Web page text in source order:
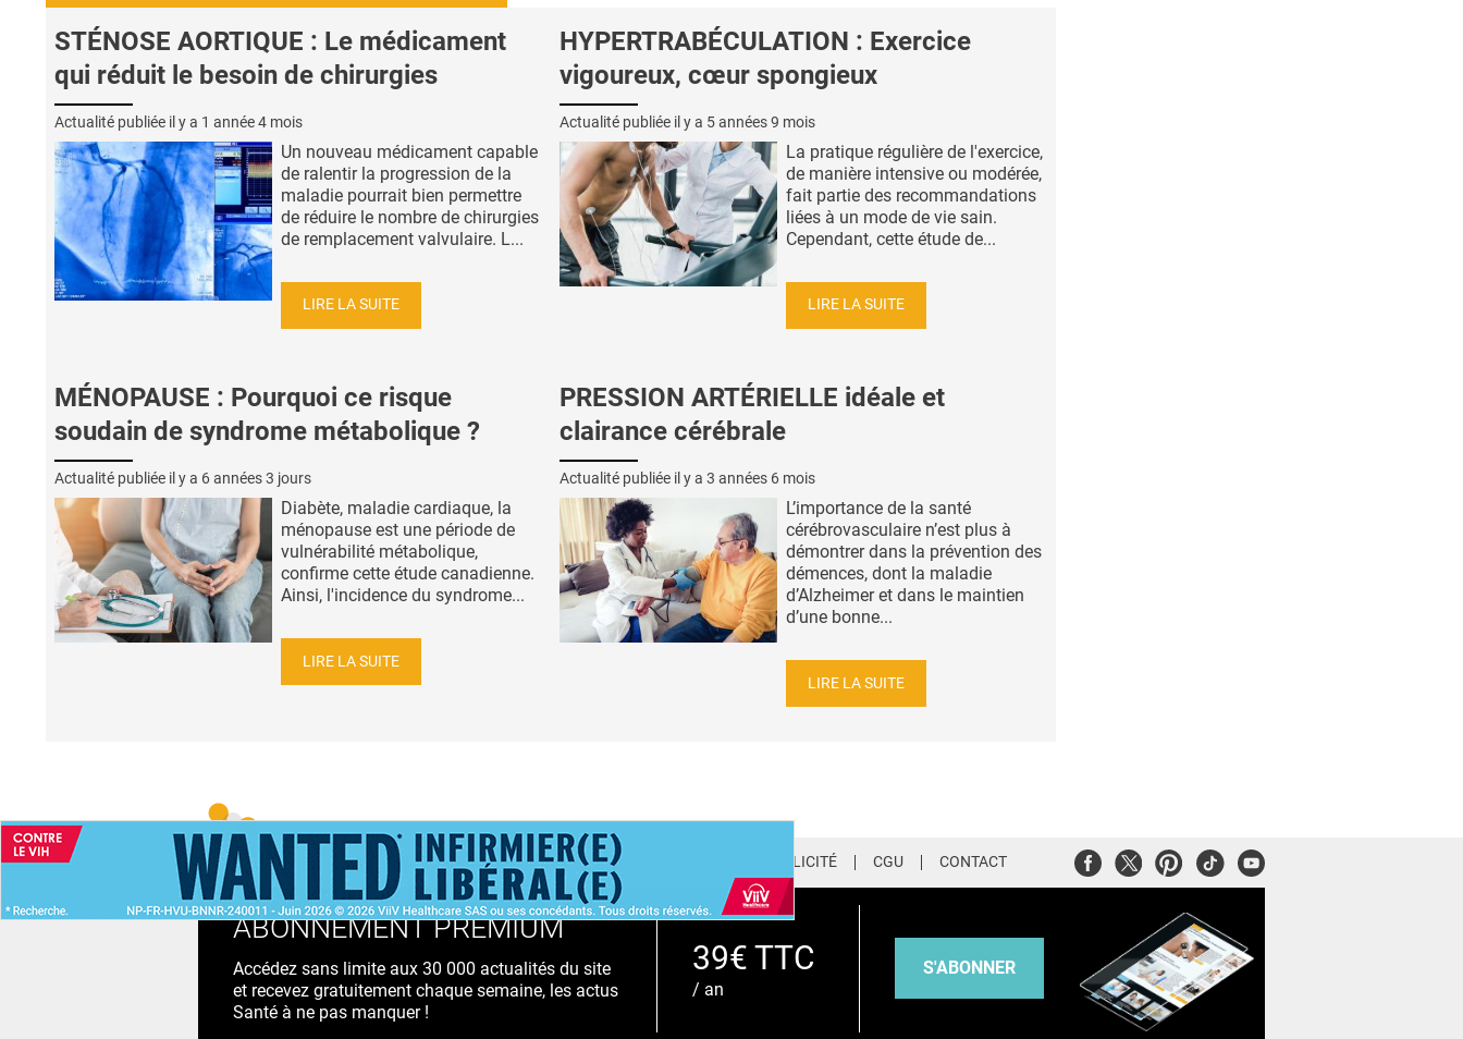
STÉNOSE AORTIQUE : Le médicament
qui réduit le besoin de chirurgies
Actualité publiée il y a 1 année 4 mois
Un nouveau médicament capable
de ralentir la progression de la
maladie pourrait bien permettre
de réduire le nombre de chirurgies
de remplacement valvulaire. L...
LIRE LA SUITE
HYPERTRABÉCULATION : Exercice
vigoureux, cœur spongieux
Actualité publiée il y a 5 années 9 mois
La pratique régulière de l'exercice,
de manière intensive ou modérée,
fait partie des recommandations
liées à un mode de vie sain.
Cependant, cette étude de...
LIRE LA SUITE
MÉNOPAUSE : Pourquoi ce risque
soudain de syndrome métabolique ?
Actualité publiée il y a 6 années 3 jours
Diabète, maladie cardiaque, la
ménopause est une période de
vulnérabilité métabolique,
confirme cette étude canadienne.
Ainsi, l'incidence du syndrome...
LIRE LA SUITE
PRESSION ARTÉRIELLE idéale et
clairance cérébrale
Actualité publiée il y a 3 années 6 mois
L’importance de la santé
cérébrovasculaire n’est plus à
démontrer dans la prévention des
démences, dont la maladie
d’Alzheimer et dans le maintien
d’une bonne...
LIRE LA SUITE
ACCUEIL NEWSLETTER QUI SOMMES-NOUS ? PUBLICITÉ CGU CONTACT FacebookTwitterPinterest
TiktokYoutube
ABONNEMENT PREMIUM
Accédez sans limite aux 30 000 actualités du site
et recevez gratuitement chaque semaine, les actus
Santé à ne pas manquer !
39€ TTC
/ an
S'ABONNER